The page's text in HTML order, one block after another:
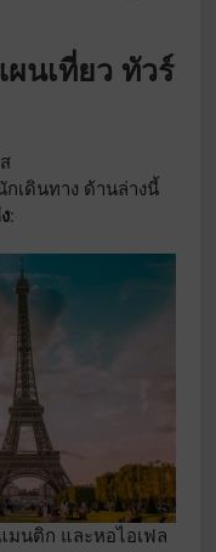
ผนเที่ยว ทัวร์
เดินทาง ด้านล่างนี้
:
มนติก และหอไอเฟล